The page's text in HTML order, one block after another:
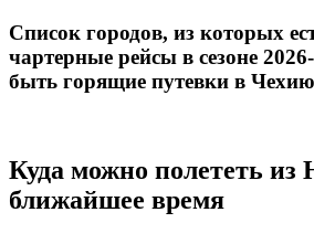
Список городов, из которых
чартерные рейсы в сезоне
быть горящие путевки в Чехию
Куда можно полететь из
ближайшее время